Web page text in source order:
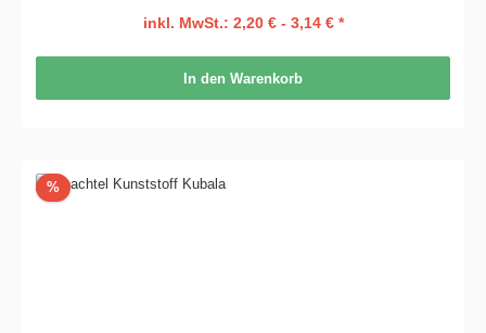
inkl. MwSt.: 2,20 € - 3,14 € *
In den Warenkorb
%Rabatt